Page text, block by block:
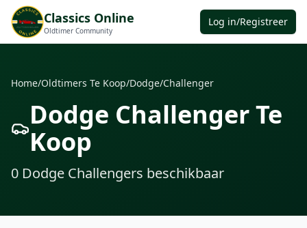
Classics Online
Oldtimer Community
Log in/Registreer
Home/Oldtimers Te Koop/Dodge/Challenger
Dodge Challenger Te
Koop
0 Dodge Challengers beschikbaar